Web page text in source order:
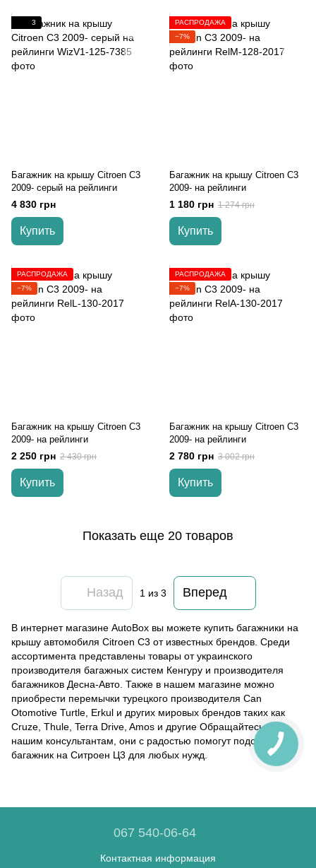
3
Багажник на крышу Citroen C3
2009- серый на рейлинги
4 830 грн
Купить
РАСПРОДАЖА
−7%
Багажник на крышу Citroen C3
2009- на рейлинги
1 180 грн 1 274 грн
Купить
РАСПРОДАЖА
−7%
Багажник на крышу Citroen C3
2009- на рейлинги
2 250 грн 2 430 грн
Купить
РАСПРОДАЖА
−7%
Багажник на крышу Citroen C3
2009- на рейлинги
2 780 грн 3 002 грн
Купить
Показать еще 20 товаров
Назад 1 из 3 Вперед
В интернет магазине AutoBox вы можете купить багажники на
крышу автомобиля Citroen C3 от известных брендов. Среди
ассортимента представлены товары от украинского
производителя багажных систем Кенгуру и производителя
багажников Десна-Авто. Также в нашем магазине можно
приобрести перемычки турецкого производителя Can
Otomotive Turtle, Erkul и других мировых брендов таких как
Cruze, Thule, Terra Drive, Amos и другие Обращайтесь к
нашим консультантам, они с радостью помогут подобрать
багажник на Ситроен Ц3 для любых нужд.
067 540-06-64
Контактная информация